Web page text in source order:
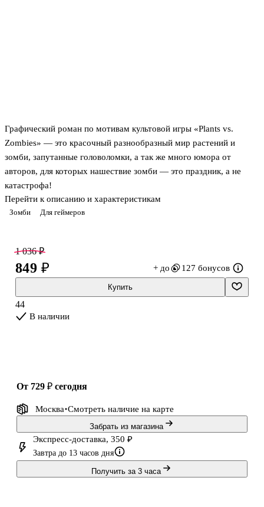
Зомби Для геймеров
Графический роман по мотивам культовой игры «Plants vs.
Zombies» — это красочный разнообразный мир растений и
зомби, запутанные головоломки, а так же много юмора от
авторов, для которых нашествие зомби — это праздник, а не
катастрофа!
Хеллоуин! Новый коварный план Зомбосса! Древние артефакты!
А так же ужасно забавные праздничные конкурсы в новой книге
Перейти к описанию и характеристикам
1 036 ₽
849 ₽ + до 127 бонусов
Купить
44
В наличии
от 729 ₽ сегодня
Москва Смотреть наличие на карте
Забрать из магазина
Экспресс-доставка, 350 ₽
Завтра до 13 часов дня
Получить за 3 часа